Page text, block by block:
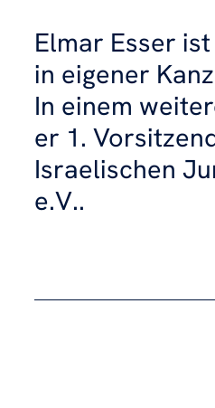
Elmar Esser
in eigener
In einem
er 1.
Israelischen
e.V..